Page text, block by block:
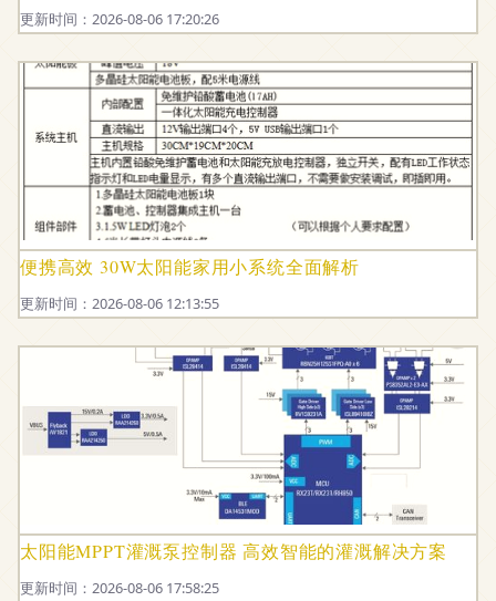
更新时间：2026-08-06 17:20:26
便携高效 30W太阳能家用小系统全面解析
更新时间：2026-08-06 12:13:55
太阳能MPPT灌溉泵控制器 高效智能的灌溉解决方案
更新时间：2026-08-06 17:58:25